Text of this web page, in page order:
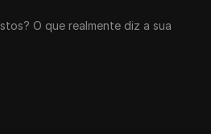
O que realmente diz a sua